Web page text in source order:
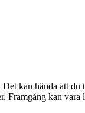
kan hända att
Framgång kan